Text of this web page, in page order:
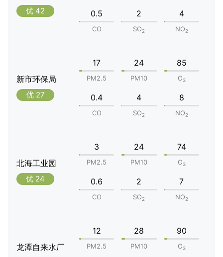
优 42 0.5
CO
2
SO2
4
NO2
新市环保局
优 27
17
PM2.5
24
PM10
85
O3
0.4
CO
4
SO2
8
NO2
北海工业园
优 24
3
PM2.5
24
PM10
74
O3
0.6
CO
2
SO2
7
NO2
龙潭自来水厂
12
PM2.5
28
PM10
90
O3